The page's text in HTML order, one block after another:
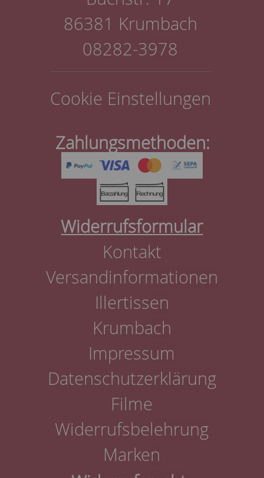
86381 Krumbach
08282-3978
Cookie Einstellungen
Zahlungsmethoden:
Widerrufsformular
Kontakt
Versandinformationen
Illertissen
Krumbach
Impressum
Datenschutzerklärung
Filme
Widerrufsbelehrung
Marken